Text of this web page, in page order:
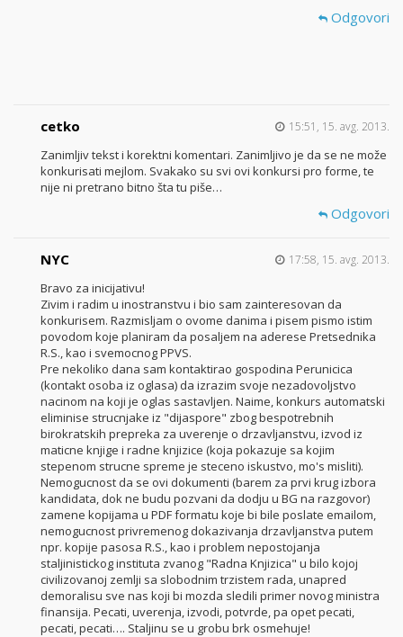
Odgovori
cetko 15:51, 15. avg. 2013.
Zanimljiv tekst i korektni komentari. Zanimljivo je da se ne može
konkurisati mejlom. Svakako su svi ovi konkursi pro forme, te
nije ni pretrano bitno šta tu piše…
Odgovori
NYC 17:58, 15. avg. 2013.
Bravo za inicijativu!
Zivim i radim u inostranstvu i bio sam zainteresovan da
konkurisem. Razmisljam o ovome danima i pisem pismo istim
povodom koje planiram da posaljem na aderese Pretsednika
R.S., kao i svemocnog PPVS.
Pre nekoliko dana sam kontaktirao gospodina Perunicica
(kontakt osoba iz oglasa) da izrazim svoje nezadovoljstvo
nacinom na koji je oglas sastavljen. Naime, konkurs automatski
eliminise strucnjake iz "dijaspore" zbog bespotrebnih
birokratskih prepreka za uverenje o drzavljanstvu, izvod iz
maticne knjige i radne knjizice (koja pokazuje sa kojim
stepenom strucne spreme je steceno iskustvo, mo's misliti).
Nemogucnost da se ovi dokumenti (barem za prvi krug izbora
kandidata, dok ne budu pozvani da dodju u BG na razgovor)
zamene kopijama u PDF formatu koje bi bile poslate emailom,
nemogucnost privremenog dokazivanja drzavljanstva putem
npr. kopije pasosa R.S., kao i problem nepostojanja
staljinistickog instituta zvanog "Radna Knjizica" u bilo kojoj
civilizovanoj zemlji sa slobodnim trzistem rada, unapred
demoralisu sve nas koji bi mozda sledili primer novog ministra
finansija. Pecati, uverenja, izvodi, potvrde, pa opet pecati,
pecati, pecati…. Staljinu se u grobu brk osmehuje!